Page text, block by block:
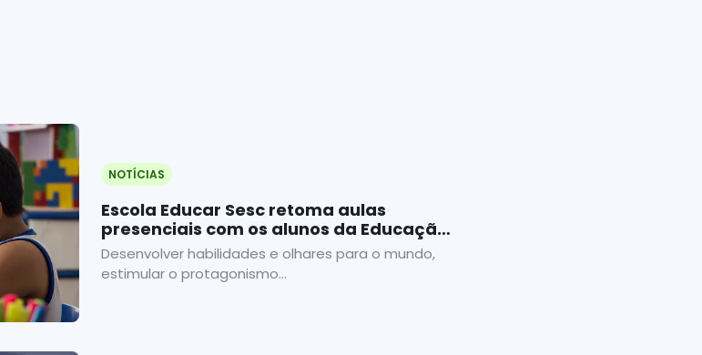
NOTÍCIAS
Escola Educar Sesc retoma aulas
presenciais com os alunos da Educação
Infantil
Desenvolver habilidades e olhares para o mundo,
estimular o protagonismo...